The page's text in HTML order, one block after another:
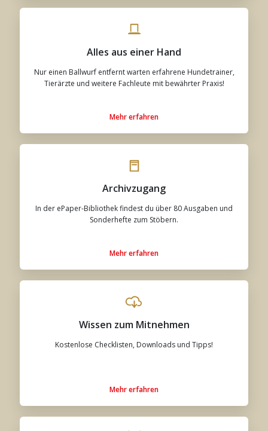
Alles aus einer Hand
Nur einen Ballwurf entfernt warten erfahrene Hundetrainer,
Tierärzte und weitere Fachleute mit bewährter Praxis!
Mehr erfahren
Archivzugang
In der ePaper-Bibliothek findest du über 80 Ausgaben und
Sonderhefte zum Stöbern.
Mehr erfahren
Wissen zum Mitnehmen
Kostenlose Checklisten, Downloads und Tipps!
Mehr erfahren